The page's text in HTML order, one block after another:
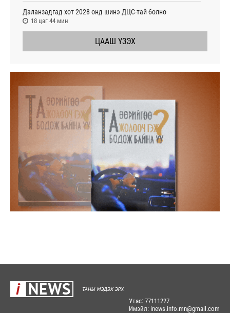
Даланзадгад хот 2028 онд шинэ ДЦС-тай болно
18 цаг 44 мин
ЦААШ ҮЗЭХ
Утас: 77111227
Имэйл: inews.info.mn@gmail.com